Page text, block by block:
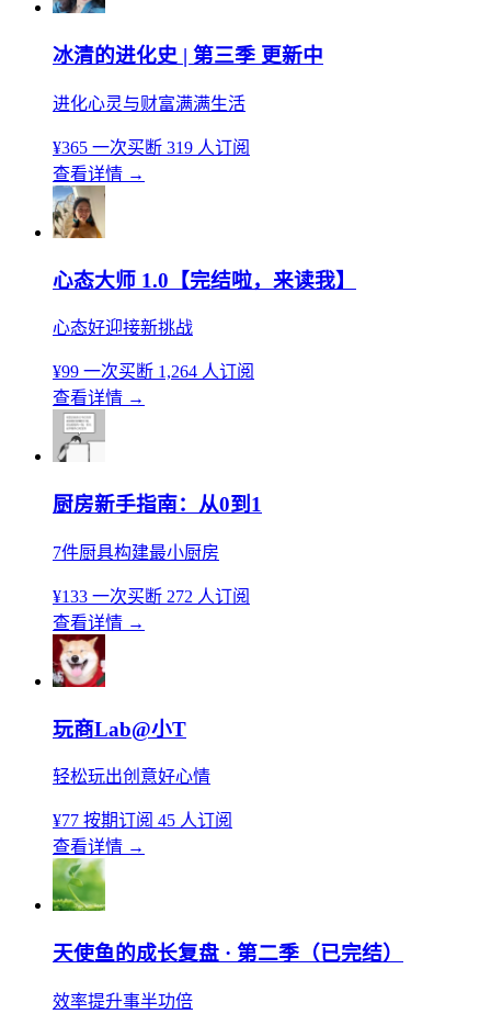
冰清的进化史 | 第三季 更新中
进化心灵与财富满满生活
¥365 一次买断 319 人订阅
查看详情 →
心态大师 1.0【完结啦，来读我】
心态好迎接新挑战
¥99 一次买断 1,264 人订阅
查看详情 →
厨房新手指南：从0到1
7件厨具构建最小厨房
¥133 一次买断 272 人订阅
查看详情 →
玩商Lab@小T
轻松玩出创意好心情
¥77 按期订阅 45 人订阅
查看详情 →
天使鱼的成长复盘 · 第二季（已完结）
效率提升事半功倍